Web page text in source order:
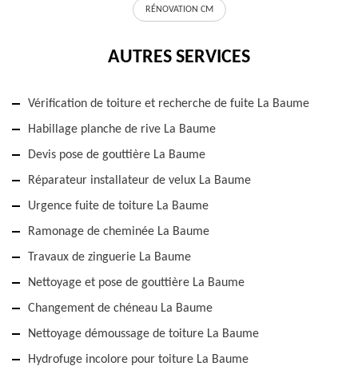
RÉNOVATION CM
AUTRES SERVICES
Vérification de toiture et recherche de fuite La Baume
Habillage planche de rive La Baume
Devis pose de gouttière La Baume
Réparateur installateur de velux La Baume
Urgence fuite de toiture La Baume
Ramonage de cheminée La Baume
Travaux de zinguerie La Baume
Nettoyage et pose de gouttière La Baume
Changement de chéneau La Baume
Nettoyage démoussage de toiture La Baume
Hydrofuge incolore pour toiture La Baume